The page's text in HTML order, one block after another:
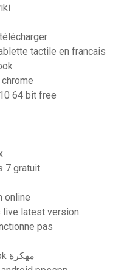
tactile en francais
64 bit free
7 gratuit
online
live latest version
pas
Need for speed most wanted apk مهكرة